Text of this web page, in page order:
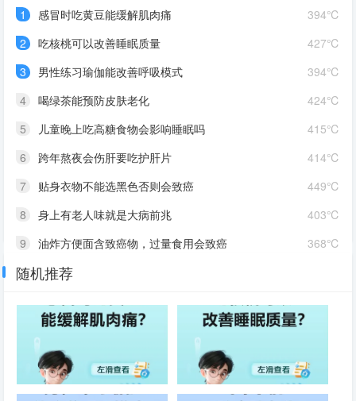
394℃
1
感冒时吃黄豆能缓解肌肉痛
427℃
2
吃核桃可以改善睡眠质量
394℃
3
男性练习瑜伽能改善呼吸模式
424℃
4
喝绿茶能预防皮肤老化
415℃
5
儿童晚上吃高糖食物会影响睡眠吗
414℃
6
跨年熬夜会伤肝要吃护肝片
449℃
7
贴身衣物不能选黑色否则会致癌
403℃
8
身上有老人味就是大病前兆
368℃
9
油炸方便面含致癌物，过量食用会致癌
10 被蚂蚁咬伤后应立即用冰块冷敷
随机推荐
感冒时吃黄豆能缓解肌肉痛 吃核桃可以改善睡眠质量